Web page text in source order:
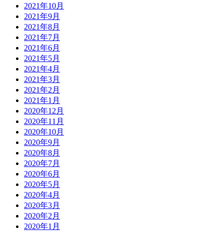
2021年10月
2021年9月
2021年8月
2021年7月
2021年6月
2021年5月
2021年4月
2021年3月
2021年2月
2021年1月
2020年12月
2020年11月
2020年10月
2020年9月
2020年8月
2020年7月
2020年6月
2020年5月
2020年4月
2020年3月
2020年2月
2020年1月